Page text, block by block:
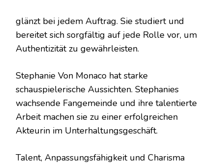
glänzt bei jedem Auftrag. Sie studiert und
bereitet sich sorgfältig auf jede Rolle vor, um
Authentizität zu gewährleisten.
Stephanie Von Monaco hat starke
schauspielerische Aussichten. Stephanies
wachsende Fangemeinde und ihre talentierte
Arbeit machen sie zu einer erfolgreichen
Akteurin im Unterhaltungsgeschäft.
Talent, Anpassungsfähigkeit und Charisma